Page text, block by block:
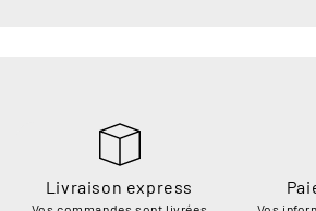
Livraison express